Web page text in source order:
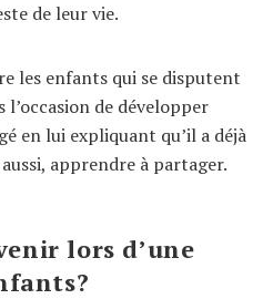
de leur vie.
les enfants qui se disputent
de développer
en lui expliquant qu’il a déjà
apprendre à partager.
lors d’une